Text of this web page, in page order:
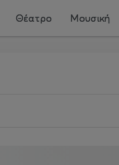
Θέατρο Μουσική